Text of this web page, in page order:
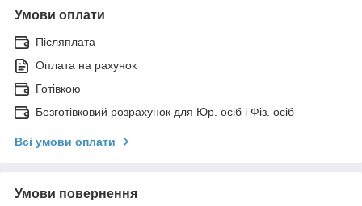
Умови оплати
Післяплата
Оплата на рахунок
Готівкою
Безготівковий розрахунок для Юр. осіб і Фіз. осіб
Всі умови оплати
Умови повернення